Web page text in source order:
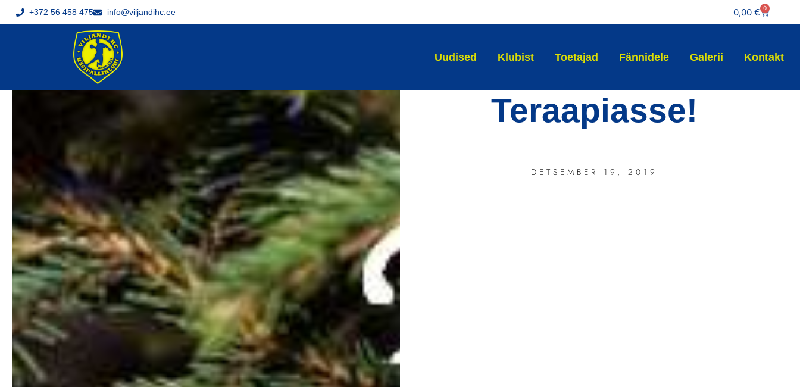
+372 56 458 475 info@viljandihc.ee 0,00€ 0
Uudised Klubist Toetajad Fännidele Galerii Kontakt
Teraapiasse!
DETSEMBER 19, 2019